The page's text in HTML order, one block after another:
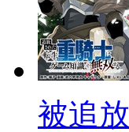
被追